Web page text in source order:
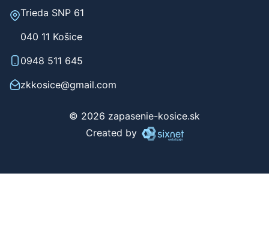
Kontakty - Telocvičňa
Trieda SNP 61
040 11 Košice
0948 511 645
zkkosice@gmail.com
© 2026 zapasenie-kosice.sk